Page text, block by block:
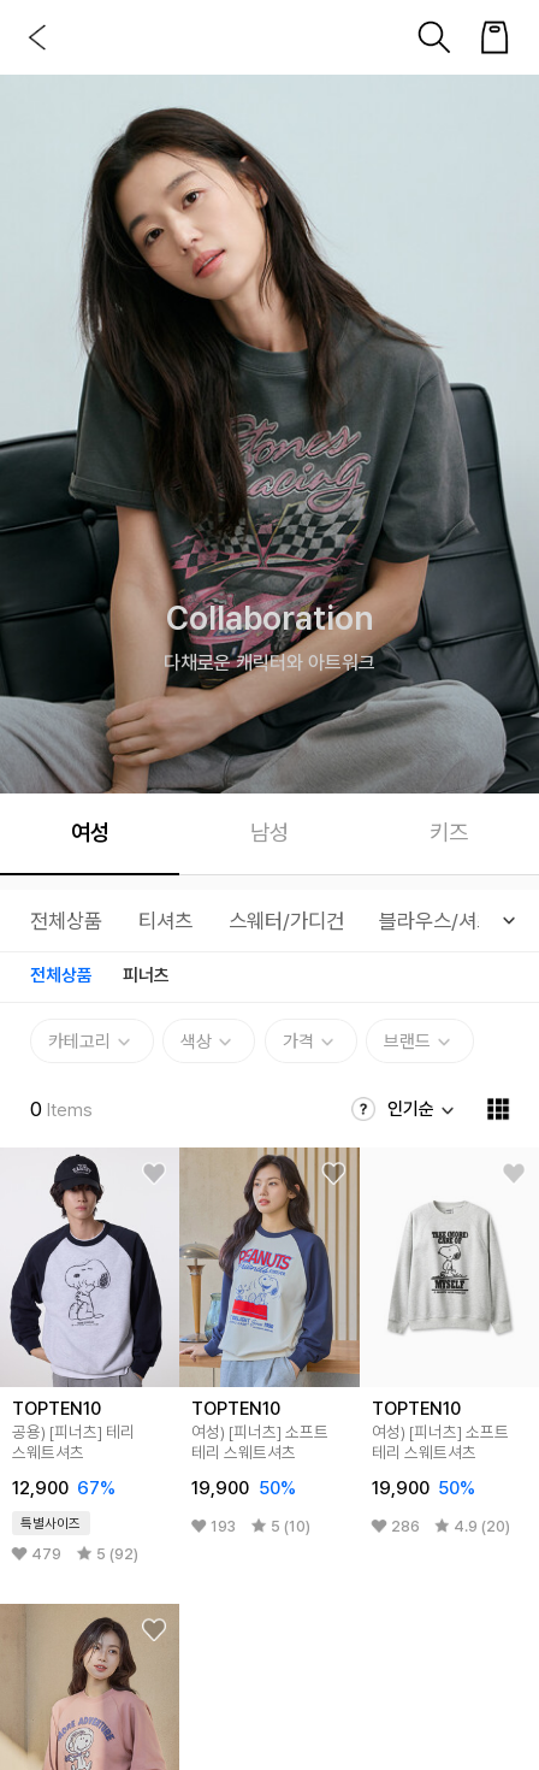
Collaboration
다채로운 캐릭터와 아트워크
여성 남성 키즈
전체상품 티셔츠 스웨터/가디건 블라우스/셔츠
전체상품 피너츠
카테고리 색상 가격 브랜드
0 Items 인기순
TOPTEN10
공용) [피너츠] 테리
스웨트셔츠
12,900 67%
특별사이즈
479 5 (92)
TOPTEN10
여성) [피너츠] 소프트
테리 스웨트셔츠
19,900 50%
193 5 (10)
TOPTEN10
여성) [피너츠] 소프트
테리 스웨트셔츠
19,900 50%
286 4.9 (20)